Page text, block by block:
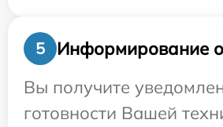
5
Информирование о
Вы получите
готовности Вашей